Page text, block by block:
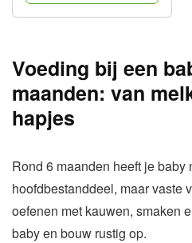
Voeding bij een
maanden: van
hapjes
Rond 6 maanden heeft je baby
hoofdbestanddeel, maar vaste
oefenen met kauwen, smaken
baby en bouw rustig op.